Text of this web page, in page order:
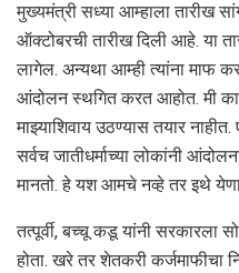
मुख्यमंत्री सध्या आम्हाला तारीख
ऑक्टोबरची तारीख दिली आहे. या
लागेल. अन्यथा आम्ही त्यांना माफ
आंदोलन स्थगित करत आहोत. मी
माझ्याशिवाय उठण्यास तयार
सर्वच जातीधर्माच्या लोकांनी
मानतो. हे यश आमचे नव्हे तर इथे
तत्पूर्वी, बच्चू कडू यांनी सरकारला
होता. खरे तर शेतकरी कर्जमाफीचा